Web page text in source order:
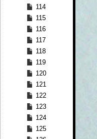
114
115
116
117
118
119
120
121
122
123
124
125